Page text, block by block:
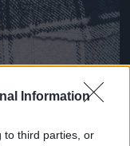
Information
to third parties, or